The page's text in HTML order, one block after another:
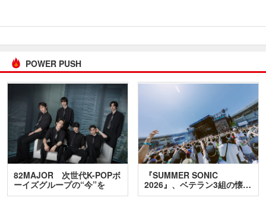
POWER PUSH
82MAJOR 次世代K-POPボ
ーイズグループの“今”を
訊…
『SUMMER SONIC
2026』、ベテラン3組の懐…